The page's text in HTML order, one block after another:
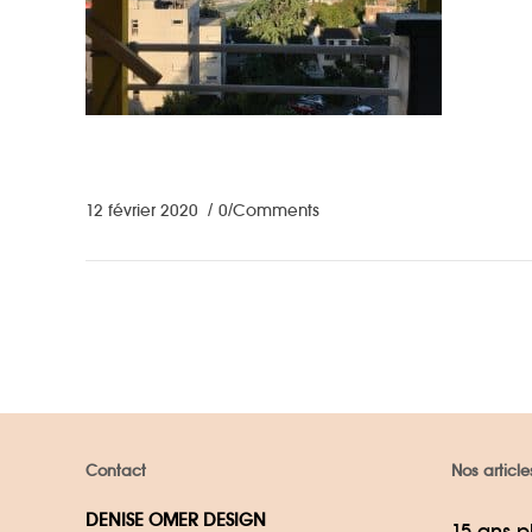
12 février 2020 0 Comments
Contact
DENISE OMER DESIGN
Nos